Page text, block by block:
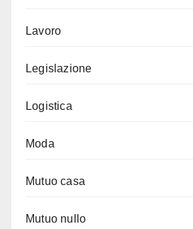
Lavoro
Legislazione
Logistica
Moda
Mutuo casa
Mutuo nullo